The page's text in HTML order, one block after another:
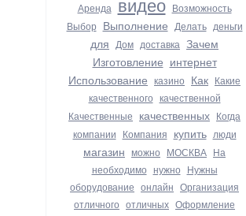
Аренда
Возможность
Выбор Выполнение Делать деньги
для Дом доставка Зачем
Изготовление интернет
Использование казино Как Какие
качественного качественной
Качественные качественных Когда
компании Компания купить люди
магазин можно МОСКВА На
необходимо нужно Нужны
оборудование онлайн Организация
отличного отличных Оформление